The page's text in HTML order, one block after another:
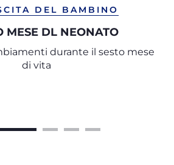
DEL BAMBINO
MESE DL NEONATO
durante il sesto mese
di vita